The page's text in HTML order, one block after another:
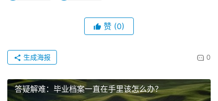
赞 (0)
0
生成海报
答疑解难：毕业档案一直在手里该怎么办？